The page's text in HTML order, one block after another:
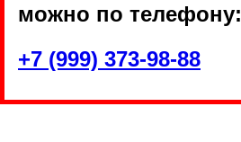
можно по телефону:
+7 (999) 373-98-88